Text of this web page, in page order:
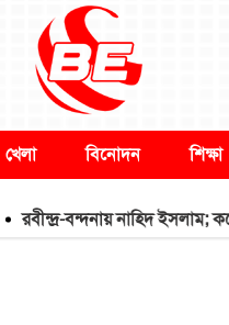
খেলা বিনোদন শিক্ষা
বন্দনায় নাহিদ ইসলাম; কমেন্টে